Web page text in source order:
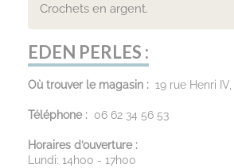
Crochets en argent.
EDEN PERLES :
Où trouver le magasin : 19 rue Henri
Téléphone : 06 62 34 56 53
Horaires d’ouverture :
Lundi: 14h00 - 17h00